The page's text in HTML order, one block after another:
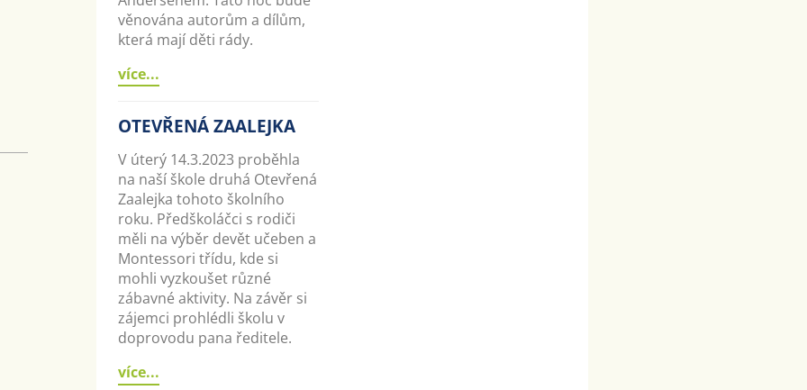
věnována autorům a dílům,
která mají děti rády.
více...
OTEVŘENÁ ZAALEJKA
V úterý 14.3.2023 proběhla
na naší škole druhá Otevřená
Zaalejka tohoto školního
roku. Předškoláčci s rodiči
měli na výběr devět učeben a
Montessori třídu, kde si
mohli vyzkoušet různé
zábavné aktivity. Na závěr si
zájemci prohlédli školu v
doprovodu pana ředitele.
více...